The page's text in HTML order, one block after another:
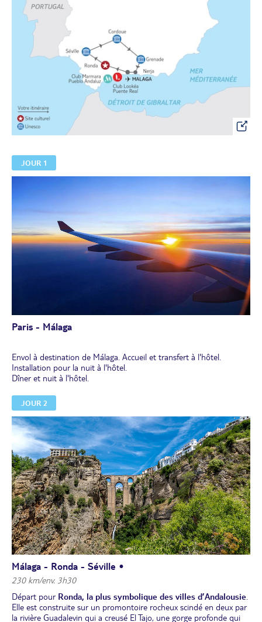
JOUR 1
Paris - Málaga
Envol à destination de Málaga. Accueil et transfert à l'hôtel.
Installation pour la nuit à l'hôtel.
Dîner et nuit à l'hôtel.
JOUR 2
Málaga - Ronda - Séville •
230 km/env. 3h30
Départ pour Ronda, la plus symbolique des villes d’Andalousie.
Elle est construite sur un promontoire rocheux scindé en deux par
la rivière Guadalevin qui a creusé El Tajo, une gorge profonde qui